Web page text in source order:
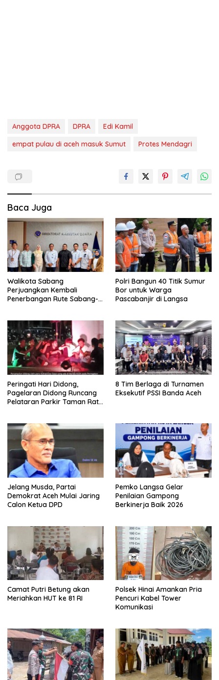
Anggota DPRA DPRA
Edi Kamil
empat pulau di aceh masuk Sumut
Protes Mendagri
Baca Juga
Walikota Sabang
Perjuangkan Kembali
Penerbangan Rute Sabang-
Polri Bangun 40 Titik Sumur
Bor untuk Warga
Pascabanjir di Langsa
Peringati Hari Didong,
Pagelaran Didong Runcang
Pelataran Parkir Taman Ratu
8 Tim Berlaga di Turnamen
Eksekutif PSSI Banda Aceh
Jelang Musda, Partai
Demokrat Aceh Mulai Jaring
Calon Ketua DPD
Pemko Langsa Gelar
Penilaian Gampong
Berkinerja Baik 2026
Camat Putri Betung akan
Meriahkan HUT ke 81 RI
Polsek Hinai Amankan Pria
Pencuri Kabel Tower
Komunikasi